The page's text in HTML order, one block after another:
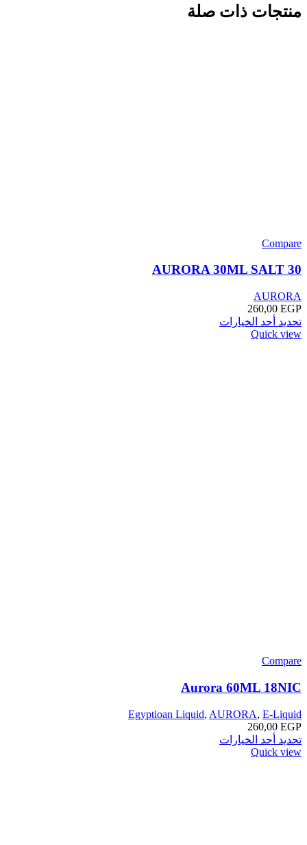
منتجات ذات صلة
Compare
AURORA 30ML SALT 30
AURORA
260,00 EGP
تحديد أحد الخيارات
Quick view
Compare
Aurora 60ML 18NIC
Egyptioan Liquid, AURORA, E-Liquid
260,00 EGP
تحديد أحد الخيارات
Quick view